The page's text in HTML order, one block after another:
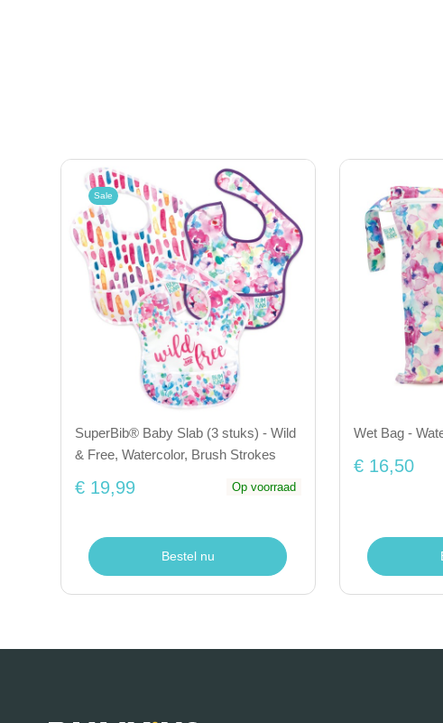
Sale
SuperBib® Baby Slab (3 stuks) - Wild
& Free, Watercolor, Brush Strokes
€ 19,99 Op voorraad
Bestel nu
Wet Bag -
€ 16,50